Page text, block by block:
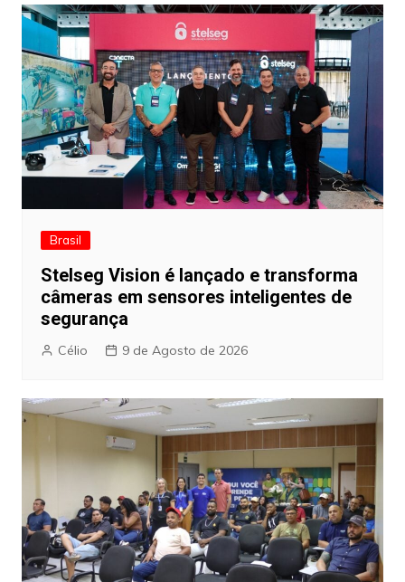
artigos
Brasil
Stelseg Vision é lançado e transforma
câmeras em sensores inteligentes de
segurança
Célio 9 de Agosto de 2026